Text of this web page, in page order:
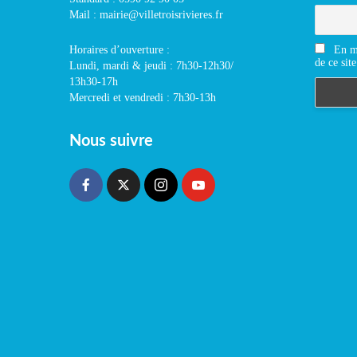
Mail : mairie@villetroisrivieres.fr
Horaires d’ouverture :
Lundi, mardi & jeudi : 7h30-12h30/
13h30-17h
Mercredi et vendredi : 7h30-13h
Nous suivre
En
de ce site